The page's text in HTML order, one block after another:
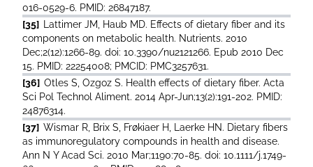
016-0529-6. PMID: 26847187.
[35]
Lattimer JM, Haub MD. Effects of dietary fiber and its
components on metabolic health. Nutrients. 2010
Dec;2(12):1266-89. doi: 10.3390/nu2121266. Epub 2010 Dec
15. PMID: 22254008; PMCID: PMC3257631.
[36] Otles S, Ozgoz S. Health effects of dietary fiber. Acta
Sci Pol Technol Aliment. 2014 Apr-Jun;13(2):191-202. PMID:
24876314.
[37] Wismar R, Brix S, Frøkiaer H, Laerke HN. Dietary fibers
as immunoregulatory compounds in health and disease.
Ann N Y Acad Sci. 2010 Mar;1190:70-85. doi: 10.1111/j.1749-